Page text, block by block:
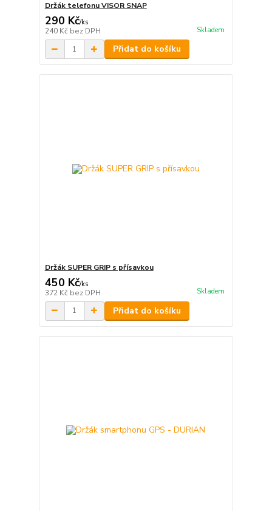
Držák telefonu VISOR SNAP
290 Kč/ks
240 Kč bez DPH Skladem
Přidat do košíku
Držák SUPER GRIP s přísavkou
450 Kč/ks
372 Kč bez DPH Skladem
Přidat do košíku